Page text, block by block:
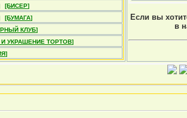
[БИСЕР]
[БУМАГА]
КЛУБ]
УКРАШЕНИЕ ТОРТОВ]
Если вы
в